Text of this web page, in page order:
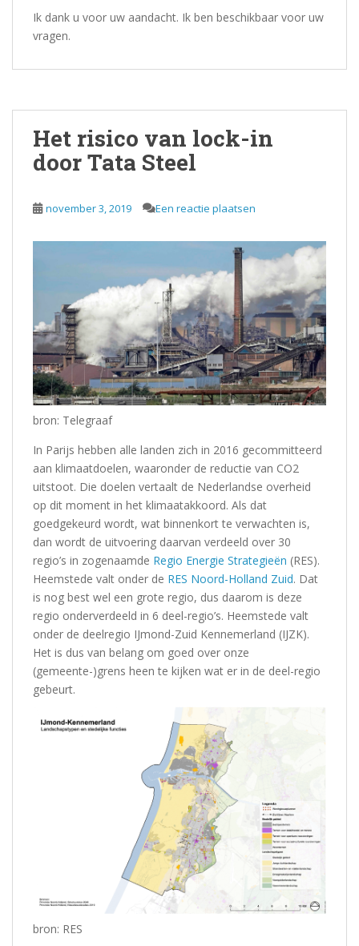
Ik dank u voor uw aandacht. Ik ben beschikbaar voor uw
vragen.
Het risico van lock-in
door Tata Steel
november 3, 2019 Een reactie plaatsen
bron: Telegraaf
In Parijs hebben alle landen zich in 2016 gecommitteerd
aan klimaatdoelen, waaronder de reductie van CO2
uitstoot. Die doelen vertaalt de Nederlandse overheid
op dit moment in het klimaatakkoord. Als dat
goedgekeurd wordt, wat binnenkort te verwachten is,
dan wordt de uitvoering daarvan verdeeld over 30
regio’s in zogenaamde Regio Energie Strategieën (RES).
Heemstede valt onder de RES Noord-Holland Zuid. Dat
is nog best wel een grote regio, dus daarom is deze
regio onderverdeeld in 6 deel-regio’s. Heemstede valt
onder de deelregio IJmond-Zuid Kennemerland (IJZK).
Het is dus van belang om goed over onze
(gemeente-)grens heen te kijken wat er in de deel-regio
gebeurt.
bron: RES